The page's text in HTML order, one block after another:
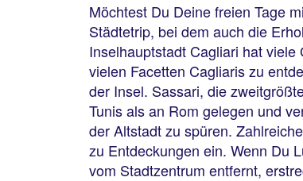
Möchtest Du Deine freien Tage
Städtetrip, bei dem auch die
Inselhauptstadt Cagliari hat
vielen Facetten Cagliaris zu
der Insel. Sassari, die
Tunis als an Rom gelegen und
der Altstadt zu spüren.
zu Entdeckungen ein. Wenn Du
vom Stadtzentrum entfernt,